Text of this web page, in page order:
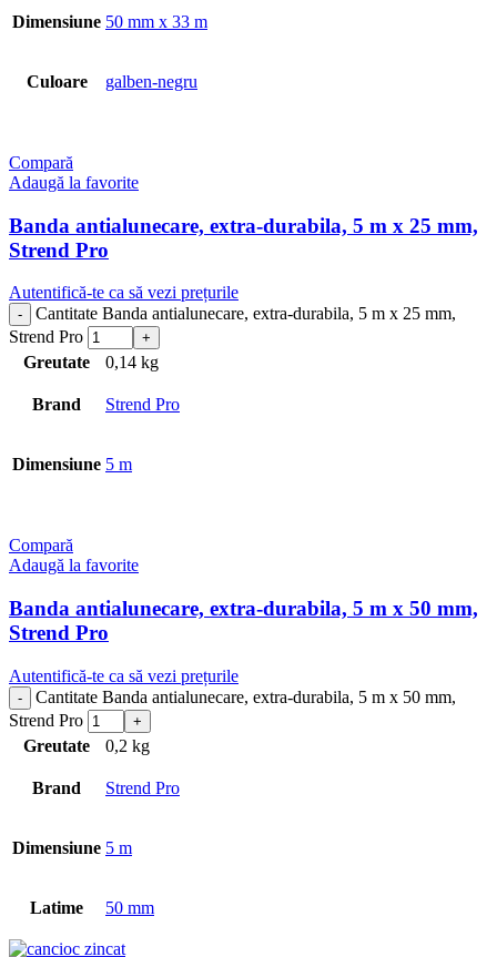
Dimensiune 50 mm x 33 m
Culoare galben-negru
Compară
Adaugă la favorite
Banda antialunecare, extra-durabila, 5 m x 25 mm,
Strend Pro
Autentifică-te ca să vezi prețurile
Cantitate Banda antialunecare, extra-durabila, 5 m x 25 mm,
Strend Pro
Greutate
0,14 kg
Brand Strend Pro
Dimensiune 5 m
Compară
Adaugă la favorite
Banda antialunecare, extra-durabila, 5 m x 50 mm,
Strend Pro
Autentifică-te ca să vezi prețurile
Cantitate Banda antialunecare, extra-durabila, 5 m x 50 mm,
Strend Pro
Greutate
0,2 kg
Brand Strend Pro
Dimensiune 5 m
Latime 50 mm